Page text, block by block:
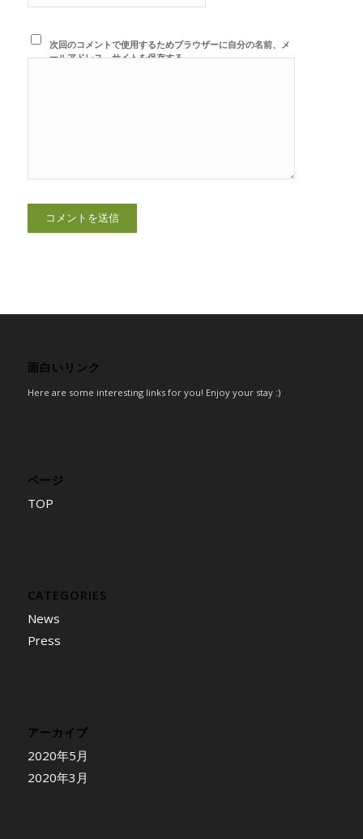
次回のコメントで使用するためブラウザーに自分の名前、メ
ールアドレス、サイトを保存する。
面白いリンク
Here are some interesting links for you! Enjoy your stay :)
ページ
TOP
CATEGORIES
News
Press
アーカイブ
2020年5月
2020年3月